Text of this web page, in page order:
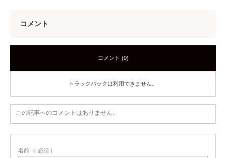
コメント
コメント (0)
トラックバックは利用できません。
この記事へのコメントはありません。
名前 ( 必須 )